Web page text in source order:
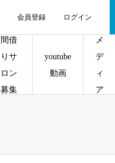
会員登録 ログイン
間借
りサ
ロン
募集
youtube
動画
メ
デ
ィ
ア